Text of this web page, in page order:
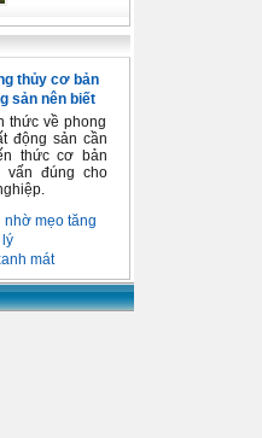
thủy cơ bản
sản nên biết
thức về phong
động sản cần
thức cơ bản
đúng cho
nhờ mẹo tăng
mát